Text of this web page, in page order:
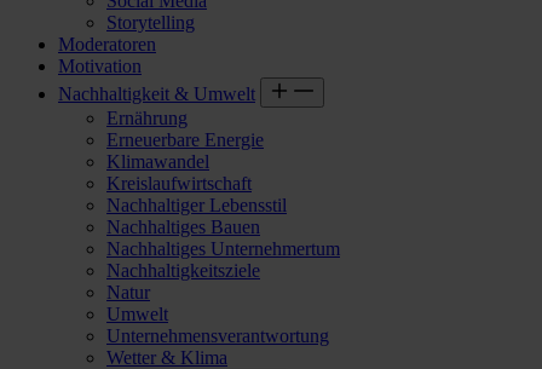
Storytelling
Moderatoren
Motivation
Nachhaltigkeit & Umwelt
Ernährung
Erneuerbare Energie
Klimawandel
Kreislaufwirtschaft
Nachhaltiger Lebensstil
Nachhaltiges Bauen
Nachhaltiges Unternehmertum
Nachhaltigkeitsziele
Natur
Umwelt
Unternehmensverantwortung
Wetter & Klima